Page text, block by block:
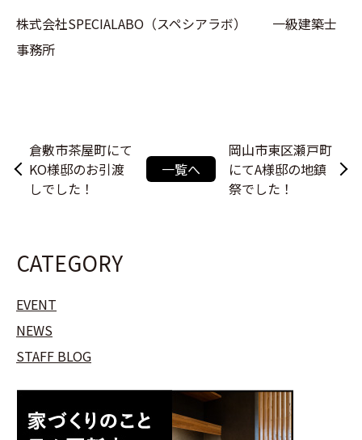
株式会社SPECIALABO（スペシアラボ） 一級建築士
事務所
倉敷市茶屋町にて
KO様邸のお引渡
しでした！
一覧へ
岡山市東区瀬戸町
にてA様邸の地鎮
祭でした！
CATEGORY
EVENT
NEWS
STAFF BLOG